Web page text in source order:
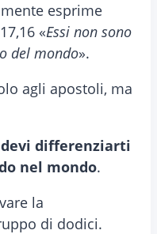
esprime
«Essi non sono
del mondo».
agli apostoli, ma
differenziarti
nel mondo.
la
di dodici.